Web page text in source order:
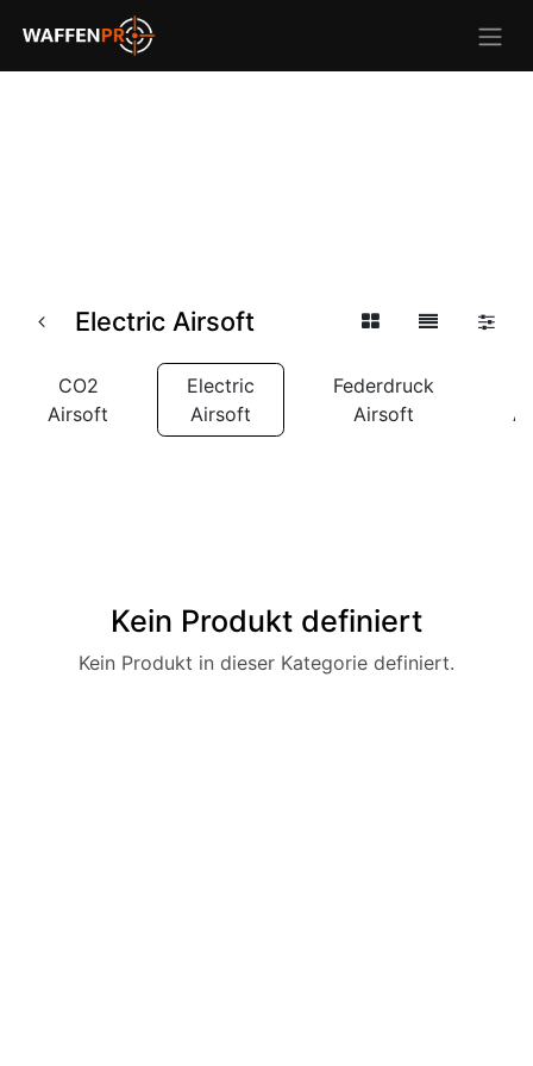
Electric Airsoft
CO2
Airsoft
Electric
Airsoft
Federdruck
Airsoft
Kein Produkt definiert
Kein Produkt in dieser Kategorie definiert.